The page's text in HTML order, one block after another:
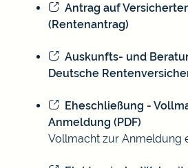
Antrag auf
(Rentenantrag)
Auskunfts- und
Deutsche
Eheschließung -
Anmeldung (PDF)
Vollmacht zur Anmeldung